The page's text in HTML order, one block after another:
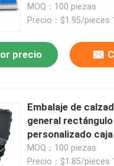
puerta abierta caja
cosmético
MOQ：100 piezas
Precio：$1.95/pieces
precio
Embalaje de
general rectángulo
personalizado
ropa negra vacía
MOQ：100 piezas
Precio：$1.85/pieces